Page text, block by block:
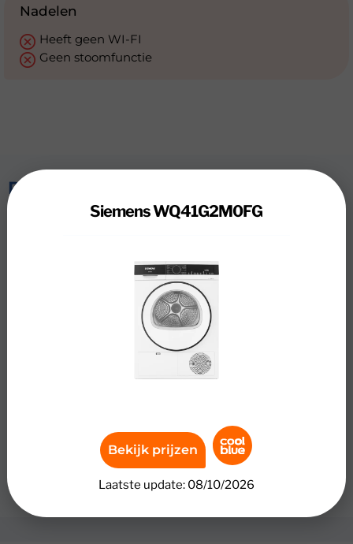
Nadelen
Heeft geen WI-FI
Geen stoomfunctie
Review
Siemens WQ41G2M0FG
WQ41G2M0FG warmtepomp droogkast genoeg ruimte
om grote ladingen beddengoed te drogen. Je droogt al je
beddengoed, handdoeken en sportkleding in één keer,
waardoor je op tijd bespaart. De automaat heeft
energieklasse A++, waardoor je zeer energiezuinig droogt
en tot wel € 130,- per jaar op energiekosten bespaart.
Ook bespaar je op het kopen van nieuwe kleding. De
Hierdoor is je favoriete outfit voorlopig nog goed. Je
droogt een aantal overhemden binnen 40 minuten met
het Super 40′ programma. Zo trek je je beste kleding aan
voor je etentje vanavond.
Siemens WQ41G2M0FG
Bekijk prijzen
Laatste update: 08/10/2026